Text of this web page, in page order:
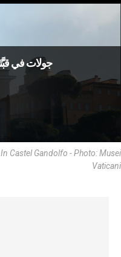
جولات في
Castel Gandolfo - Photo: Musei
Vaticani